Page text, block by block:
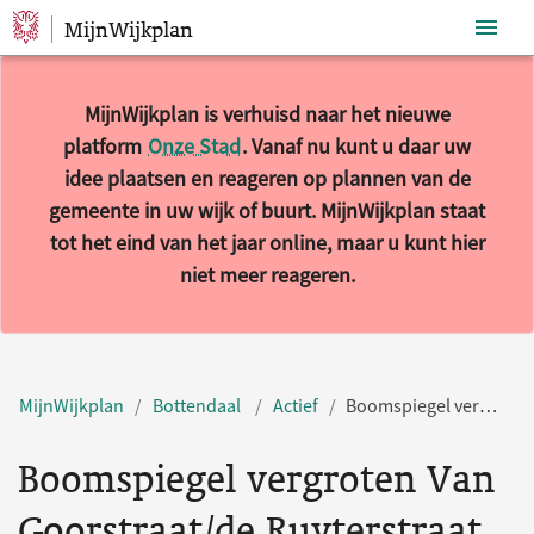
Sla navigatie over
MijnWijkplan
MijnWijkplan is verhuisd naar het nieuwe
platform Onze Stad. Vanaf nu kunt u daar uw
idee plaatsen en reageren op plannen van de
gemeente in uw wijk of buurt. MijnWijkplan staat
tot het eind van het jaar online, maar u kunt hier
niet meer reageren.
MijnWijkplan Bottendaal Actief Boomspiegel vergroten Van Goorstraat/de Ruyterstraat
Boomspiegel vergroten Van